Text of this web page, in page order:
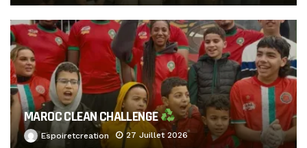
MAROC CLEAN CHALLENGE
Espoiretcreation 27 Juillet 2026